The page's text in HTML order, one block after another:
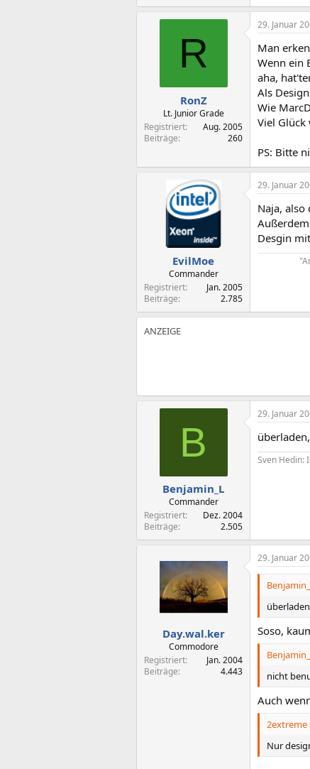
R
RonZ
Lt. Junior Grade
Registriert
Aug. 2005
Beiträge
260
29. Januar
Man
Wenn ein
aha,
Als
Wie
Viel
PS: Bitte
EvilMoe
Commander
Registriert
Jan. 2005
Beiträge
2.785
29. Januar
Naja,
Desgin
B
Benjamin_L
Commander
Registriert
Dez. 2004
Beiträge
2.505
29. Januar
Sven Hedin:
Day.wal.ker
Commodore
Registriert
Jan. 2004
Beiträge
4.443
29. Januar
überladen
Soso,
nicht
Auch
2extreme
Nur